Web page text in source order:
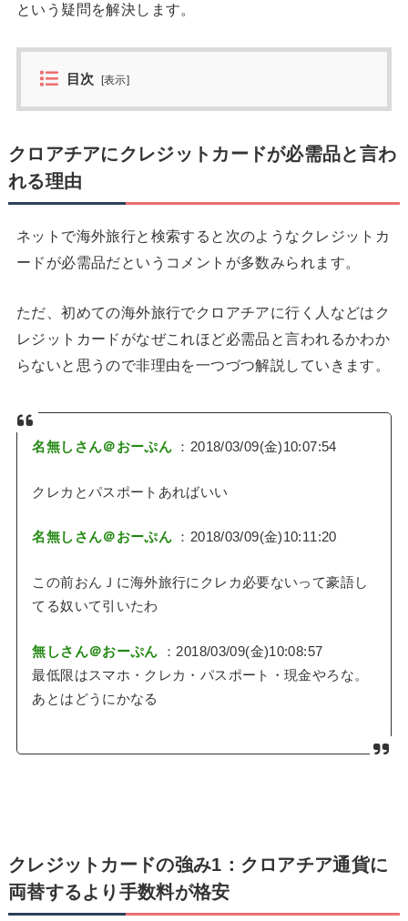
という疑問を解決します。
目次 [表示]
クロアチアにクレジットカードが必需品と言わ
れる理由
ネットで海外旅行と検索すると次のようなクレジットカ
ードが必需品だというコメントが多数みられます。
ただ、初めての海外旅行でクロアチアに行く人などはク
レジットカードがなぜこれほど必需品と言われるかわか
らないと思うので非理由を一つづつ解説していきます。
名無しさん＠おーぷん ：2018/03/09(金)10:07:54
クレカとパスポートあればいい
名無しさん＠おーぷん ：2018/03/09(金)10:11:20
この前おんＪに海外旅行にクレカ必要ないって豪語し
てる奴いて引いたわ
無しさん＠おーぷん ：2018/03/09(金)10:08:57
最低限はスマホ・クレカ・パスポート・現金やろな。
あとはどうにかなる
クレジットカードの強み1：クロアチア通貨に
両替するより手数料が格安